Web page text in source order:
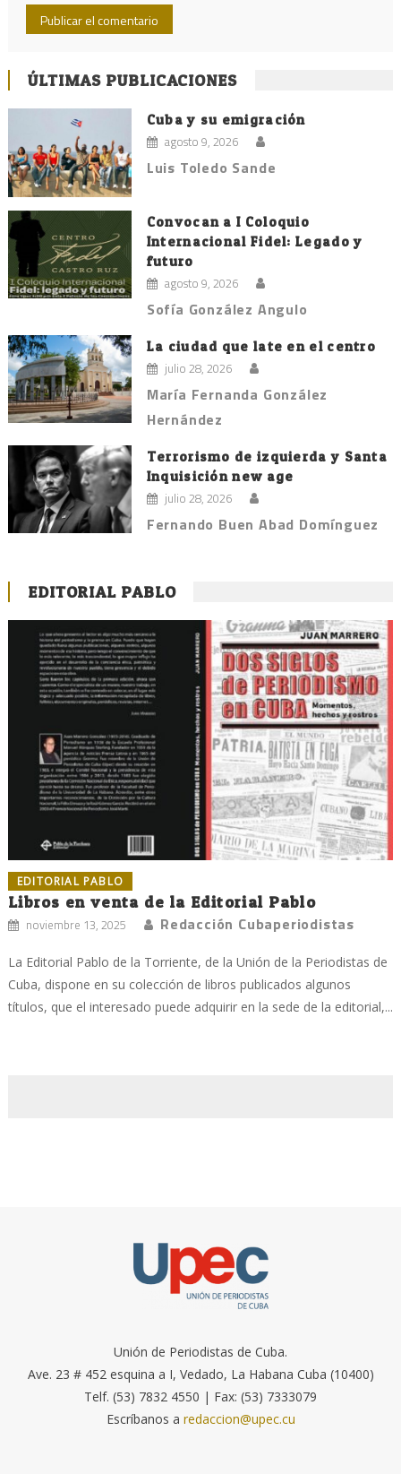
ÚLTIMAS PUBLICACIONES
Cuba y su emigración
agosto 9, 2026
Luis Toledo Sande
Convocan a I Coloquio
Internacional Fidel: Legado y
futuro
agosto 9, 2026
Sofía González Angulo
La ciudad que late en el centro
julio 28, 2026
María Fernanda González
Hernández
Terrorismo de izquierda y Santa
Inquisición new age
julio 28, 2026
Fernando Buen Abad Domínguez
EDITORIAL PABLO
EDITORIAL PABLO
Libros en venta de la Editorial Pablo
noviembre 13, 2025 Redacción Cubaperiodistas
La Editorial Pablo de la Torriente, de la Unión de la Periodistas de
Cuba, dispone en su colección de libros publicados algunos
títulos, que el interesado puede adquirir en la sede de la editorial,...
Unión de Periodistas de Cuba.
Ave. 23 # 452 esquina a I, Vedado, La Habana Cuba (10400)
Telf. (53) 7832 4550 | Fax: (53) 7333079
Escríbanos a redaccion@upec.cu